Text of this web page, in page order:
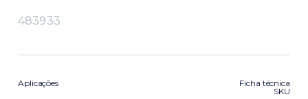
483933
Aplicações
Ficha técnica
SKU